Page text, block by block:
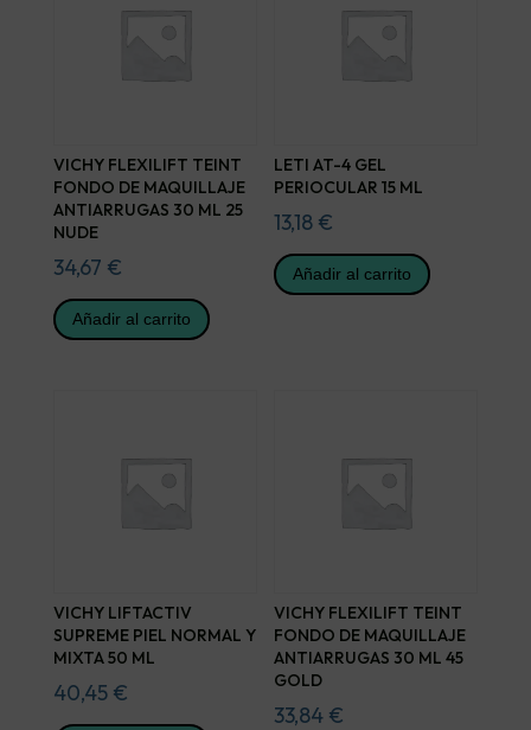
VICHY FLEXILIFT TEINT
FONDO DE MAQUILLAJE
ANTIARRUGAS 30 ML 25
NUDE
34,67 €
Añadir al carrito
LETI AT-4 GEL
PERIOCULAR 15 ML
13,18 €
Añadir al carrito
VICHY LIFTACTIV
SUPREME PIEL NORMAL Y
MIXTA 50 ML
40,45 €
VICHY FLEXILIFT TEINT
FONDO DE MAQUILLAJE
ANTIARRUGAS 30 ML 45
GOLD
33,84 €